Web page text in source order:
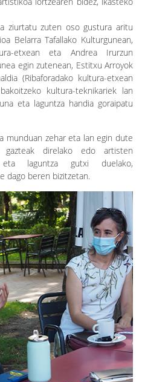
ziurtatu zuten oso gustura aritu
Belarra Tafallako Kulturgunean,
etxean eta Andrea Irurzun
egin zutenean, Estitxu Arroyok
(Ribaforadako kultura-etxean
kultura-teknikariek lan
eta laguntza handia goraipatu
munduan zehar eta lan egin dute
gazteak direlako edo artisten
laguntza gutxi duelako,
dago beren bizitzetan.